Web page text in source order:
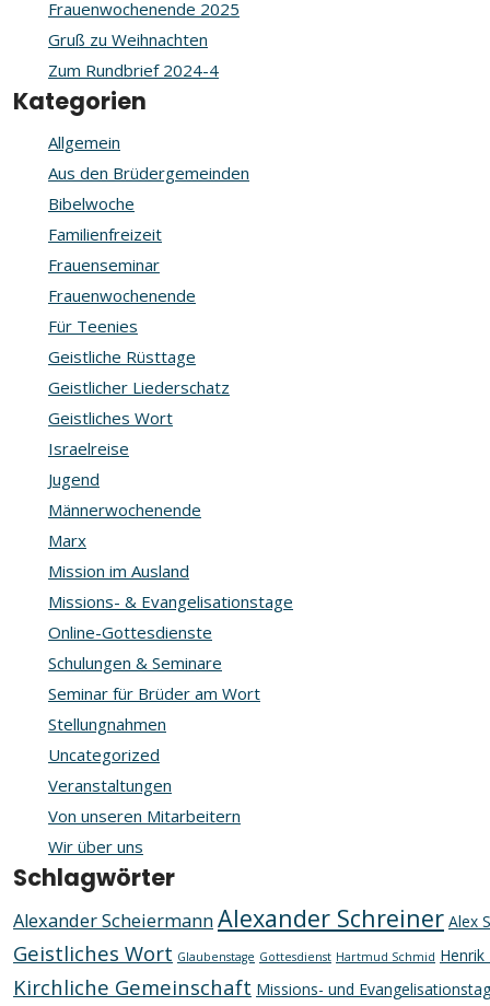
Frauenwochenende 2025
Gruß zu Weihnachten
Zum Rundbrief 2024-4
Kategorien
Allgemein
Aus den Brüdergemeinden
Bibelwoche
Familienfreizeit
Frauenseminar
Frauenwochenende
Für Teenies
Geistliche Rüsttage
Geistlicher Liederschatz
Geistliches Wort
Israelreise
Jugend
Männerwochenende
Marx
Mission im Ausland
Missions- & Evangelisationstage
Online-Gottesdienste
Schulungen & Seminare
Seminar für Brüder am Wort
Stellungnahmen
Uncategorized
Veranstaltungen
Von unseren Mitarbeitern
Wir über uns
Schlagwörter
Alexander ScheiermannAlexander Schreiner Alex
Geistliches Wort Glaubenstage Gottesdienst Hartmud Schmid Henrik
Kirchliche Gemeinschaft Missions- und